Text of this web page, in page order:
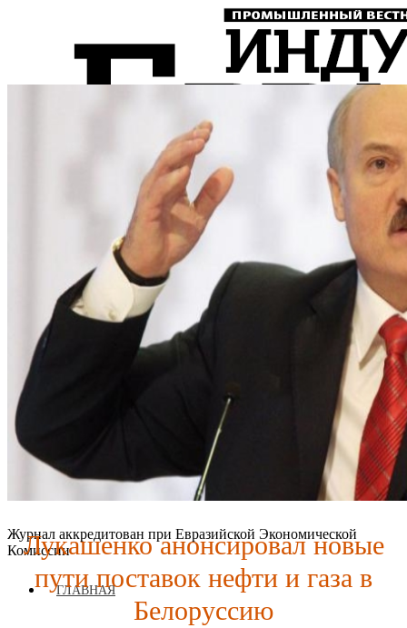
Журнал аккредитован при Евразийской Экономической
Комиссии
ГЛАВНАЯ
Лукашенко анонсировал новые
пути поставок нефти и газа в
Белоруссию